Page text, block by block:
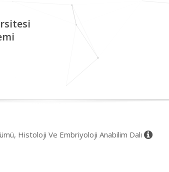
Histoloji Ve Embriyoloji Anabilim Dalı